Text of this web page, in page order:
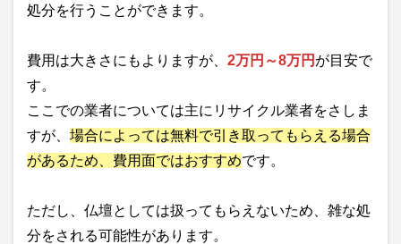
処分を行うことができます。
費用は大きさにもよりますが、 2万円～8万円 が目安で
す。
ここでの業者については主にリサイクル業者をさしま
すが、 場合によっては無料で引き取ってもらえる場合
があるため、費用面ではおすすめです。
ただし、仏壇としては扱ってもらえないため、雑な処
分をされる可能性があります。